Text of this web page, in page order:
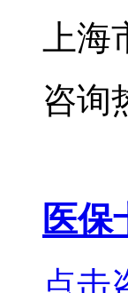
上
咨询
医保
点击